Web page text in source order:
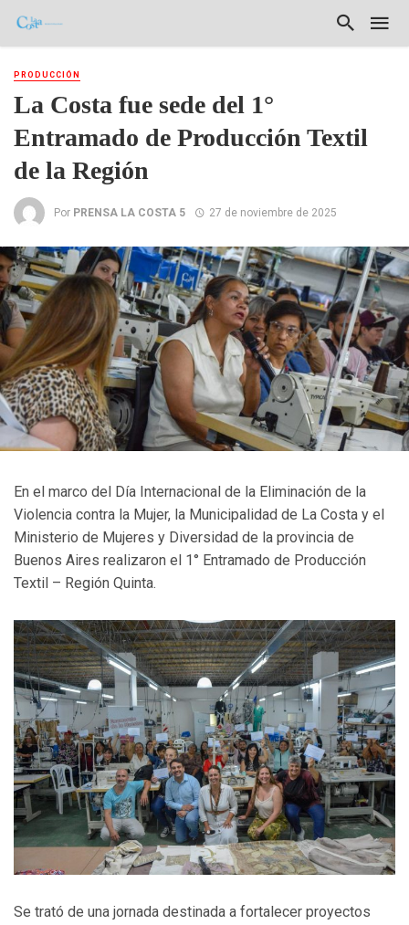
PRODUCCIÓN
La Costa fue sede del 1°
Entramado de Producción Textil
de la Región
Por PRENSA LA COSTA 5 27 de noviembre de 2025
En el marco del Día Internacional de la Eliminación de la
Violencia contra la Mujer, la Municipalidad de La Costa y el
Ministerio de Mujeres y Diversidad de la provincia de
Buenos Aires realizaron el 1° Entramado de Producción
Textil – Región Quinta.
Se trató de una jornada destinada a fortalecer proyectos